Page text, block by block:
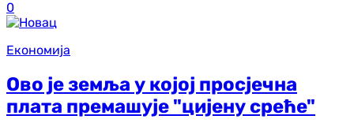
0
Економија
Ово је земља у којој просјечна
плата премашује "цијену среће"